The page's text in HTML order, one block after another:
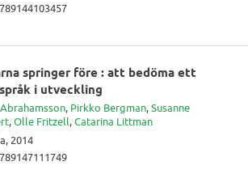
springer före : att bedöma ett
i utveckling
, Pirkko Bergman,Susanne
,Olle Fritzell,Catarina Littman
2014